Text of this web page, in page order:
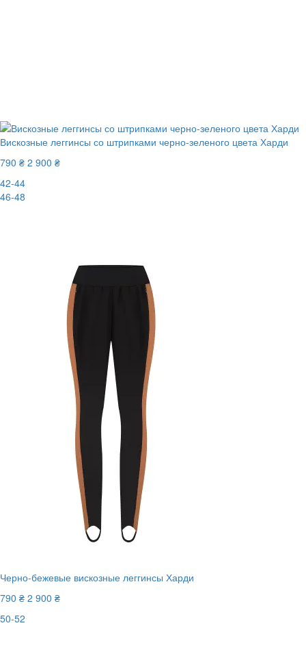
Вискозные леггинсы со штрипками черно-зеленого цвета Харди
790 ₴ 2 900 ₴
42-44
46-48
Черно-бежевые вискозные леггинсы Харди
790 ₴ 2 900 ₴
50-52